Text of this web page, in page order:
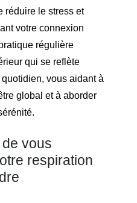
réduire le stress et
votre connexion
régulière
qui se reflète
vous aidant à
global et à aborder
vous
respiration